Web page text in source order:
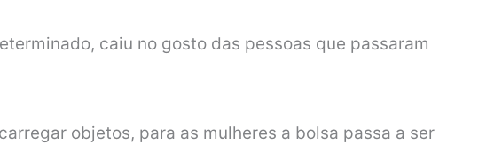
caiu no gosto das pessoas que passaram
objetos, para as mulheres a bolsa passa a ser